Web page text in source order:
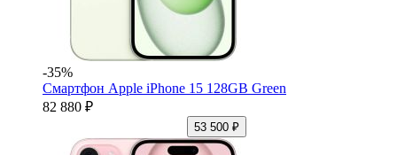
-35%
Смартфон Apple iPhone 15 128GB Green
82 880 ₽
53 500 ₽